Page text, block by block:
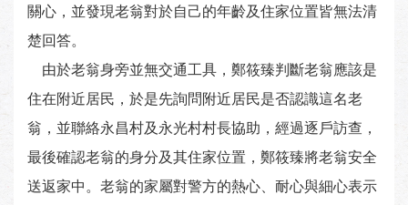
關心，並發現老翁對於自己的年齡及住家位置皆無法清
楚回答。
由於老翁身旁並無交通工具，鄭筱臻判斷老翁應該是
住在附近居民，於是先詢問附近居民是否認識這名老
翁，並聯絡永昌村及永光村村長協助，經過逐戶訪查，
最後確認老翁的身分及其住家位置，鄭筱臻將老翁安全
送返家中。老翁的家屬對警方的熱心、耐心與細心表示